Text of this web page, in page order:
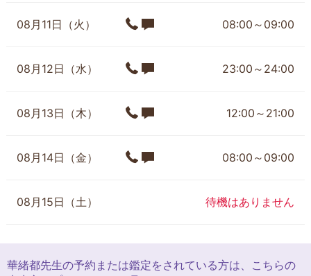
08月11日（火） 08:00～09:00
08月12日（水） 23:00～24:00
08月13日（木） 12:00～21:00
08月14日（金） 08:00～09:00
08月15日（土） 待機はありません
華緒都先生の予約または鑑定をされている方は、こちらの